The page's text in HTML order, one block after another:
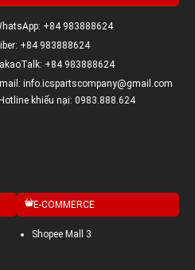
+84 983888624
+84 983888624
+84 983888624
info.icspartscompany@gmail.com
Hotline khiếu nại: 0983.888.624
E-COMMERCE
Shopee Mall 3